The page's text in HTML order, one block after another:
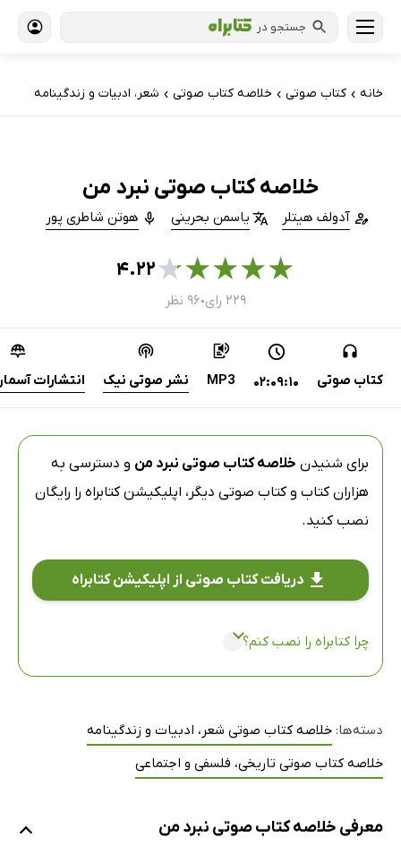
جستجو در
خانه › کتاب‌ صوتی › خلاصه کتاب صوتی › شعر، ادبیات و زندگینامه
خلاصه کتاب صوتی نبرد من
آدولف هیتلر یاسمن بحرینی هوتن شاطری پور
★
★
★
★
★۴.۲۲
۲۲۹ رای ● ۹۶ نظر
کتاب صوتی 02:09:10
MP3 نشر صوتی نیک انتشارات
برای شنیدن خلاصه کتاب صوتی نبرد من و دسترسی به
هزاران کتاب و کتاب صوتی دیگر، اپلیکیشن کتابراه را رایگان
نصب کنید.
دریافت کتاب صوتی از اپلیکیشن کتابراه
چرا کتابراه را نصب کنم؟
دسته‌ها: خلاصه کتاب صوتی شعر، ادبیات و زندگینامه
خلاصه کتاب صوتی تاریخی، فلسفی و اجتماعی
معرفی خلاصه کتاب صوتی نبرد من